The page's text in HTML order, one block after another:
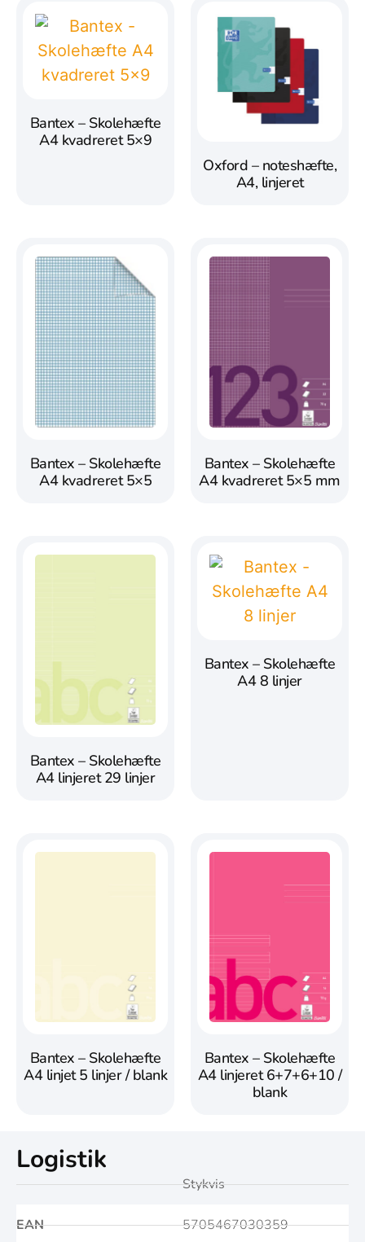
Bantex – Skolehæfte
A4 kvadreret 5×9
Oxford – noteshæfte,
A4, linjeret
Bantex – Skolehæfte
A4 kvadreret 5×5
Bantex – Skolehæfte
A4 kvadreret 5×5 mm
Bantex – Skolehæfte
A4 linjeret 29 linjer
Bantex – Skolehæfte
A4 8 linjer
Bantex – Skolehæfte
A4 linjet 5 linjer / blank
Bantex – Skolehæfte
A4 linjeret 6+7+6+10 /
blank
Logistik
EAN
Stykvis
5705467030359